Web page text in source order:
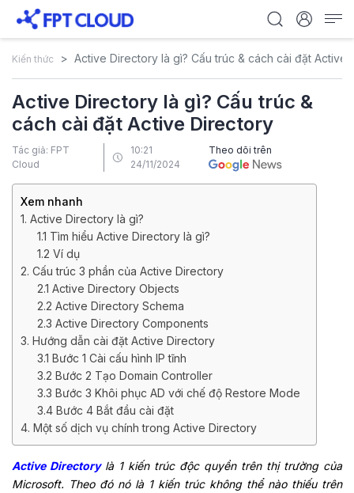
Kiến thức Active Directory là gì? Cấu trúc & cách cài đặt Active
Active Directory là gì? Cấu trúc &
cách cài đặt Active Directory
Tác giả: FPT
Cloud
10:21
24/11/2024
Theo dõi trên
Xem nhanh
1. Active Directory là gì?
1.1 Tìm hiểu Active Directory là gì?
1.2 Ví dụ
2. Cấu trúc 3 phần của Active Directory
2.1 Active Directory Objects
2.2 Active Directory Schema
2.3 Active Directory Components
3. Hướng dẫn cài đặt Active Directory
3.1 Bước 1 Cài cấu hình IP tĩnh
3.2 Bước 2 Tạo Domain Controller
3.3 Bước 3 Khôi phục AD với chế độ Restore Mode
3.4 Bước 4 Bắt đầu cài đặt
4. Một số dịch vụ chính trong Active Directory
Active Directorylà 1 kiến trúc độc quyền trên thị trường của
Microsoft. Theo đó nó là 1 kiến trúc không thể nào thiếu trên